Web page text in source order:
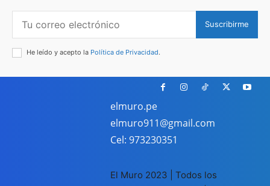
Suscribirme
He leído y acepto la Política de Privacidad.
elmuro.pe
elmuro911@gmail.com
Cel: 973230351
El Muro 2023 | Todos los